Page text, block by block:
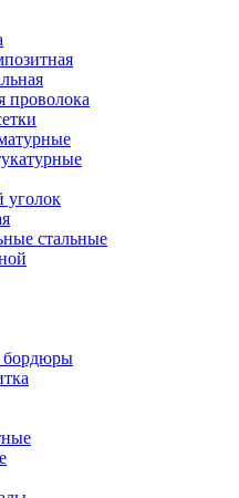
проволока
уголок
стальные
бордюры